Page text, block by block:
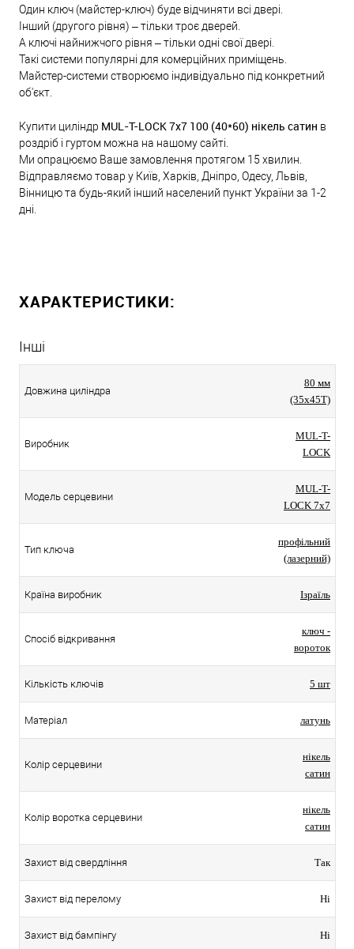
Один ключ (майстер-ключ) буде відчиняти всі двері.
Інший (другого рівня) – тільки троє дверей.
А ключі найнижчого рівня – тільки одні свої двері.
Такі системи популярні для комерційних приміщень.
Майстер-системи створюємо індивідуально під конкретний
об'єкт.
Купити циліндр MUL-T-LOCK 7x7 100 (40*60) нікель сатин в
роздріб і гуртом можна на нашому сайті.
Ми опрацюємо Ваше замовлення протягом 15 хвилин.
Відправляємо товар у Київ, Харків, Дніпро, Одесу, Львів,
Вінницю та будь-який інший населений пункт України за 1-2
дні.
ХАРАКТЕРИСТИКИ:
Інші
Довжина циліндра
80 мм
(35x45T)
Виробник
MUL-T-
LOCK
Модель серцевини
MUL-T-
LOCK 7x7
Тип ключа
профільний
(лазерний)
Країна виробник Ізраїль
Спосіб відкривання
ключ -
вороток
Кількість ключів 5 шт
Матеріал латунь
Колір серцевини
нікель
сатин
Колір воротка серцевини
нікель
сатин
Захист від свердління Так
Захист від перелому Ні
Захист від бампінгу Ні